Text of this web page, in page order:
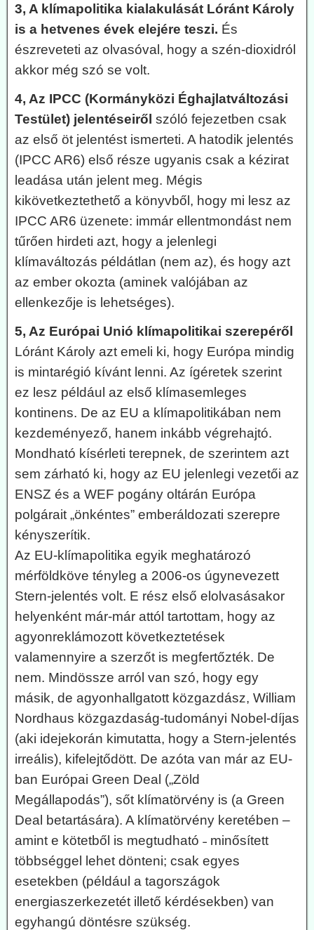
3, A klímapolitika kialakulását Lóránt Károly
is a hetvenes évek elejére teszi. És
észreveteti az olvasóval, hogy a szén-dioxidról
akkor még szó se volt.
4, Az IPCC (Kormányközi Éghajlatváltozási
Testület) jelentéseiről szóló fejezetben csak
az első öt jelentést ismerteti. A hatodik jelentés
(IPCC AR6) első része ugyanis csak a kézirat
leadása után jelent meg. Mégis
kikövetkeztethető a könyvből, hogy mi lesz az
IPCC AR6 üzenete: immár ellentmondást nem
tűrően hirdeti azt, hogy a jelenlegi
klímaváltozás példátlan (nem az), és hogy azt
az ember okozta (aminek valójában az
ellenkezője is lehetséges).
5, Az Európai Unió klímapolitikai szerepéről
Lóránt Károly azt emeli ki, hogy Európa mindig
is mintarégió kívánt lenni. Az ígéretek szerint
ez lesz például az első klímasemleges
kontinens. De az EU a klímapolitikában nem
kezdeményező, hanem inkább végrehajtó.
Mondható kísérleti terepnek, de szerintem azt
sem zárható ki, hogy az EU jelenlegi vezetői az
ENSZ és a WEF pogány oltárán Európa
polgárait „önkéntes” emberáldozati szerepre
kényszerítik.
Az EU-klímapolitika egyik meghatározó
mérföldköve tényleg a 2006-os úgynevezett
Stern-jelentés volt. E rész első elolvasásakor
helyenként már-már attól tartottam, hogy az
agyonreklámozott következtetések
valamennyire a szerzőt is megfertőzték. De
nem. Mindössze arról van szó, hogy egy
másik, de agyonhallgatott közgazdász, William
Nordhaus közgazdaság-tudományi Nobel-díjas
(aki idejekorán kimutatta, hogy a Stern-jelentés
irreális), kifelejtődött. De azóta van már az EU-
ban Európai Green Deal („Zöld
Megállapodás”), sőt klímatörvény is (a Green
Deal betartására). A klímatörvény keretében –
amint e kötetből is megtudható ˗ minősített
többséggel lehet dönteni; csak egyes
esetekben (például a tagországok
energiaszerkezetét illető kérdésekben) van
egyhangú döntésre szükség.